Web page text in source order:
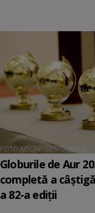
Globurile de Aur
completă a
a 82-a ediții